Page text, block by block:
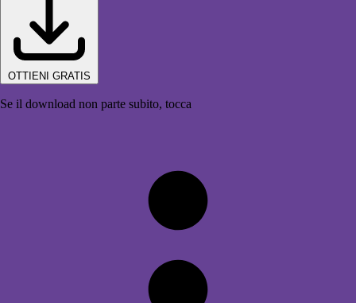
OTTIENI GRATIS
Se il download non parte subito, tocca